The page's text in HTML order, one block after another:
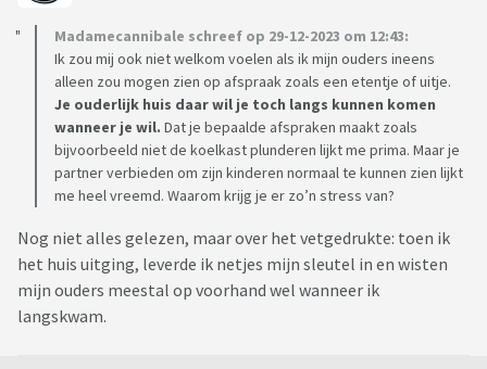
Madamecannibale schreef op 29-12-2023 om 12:43:
Ik zou mij ook niet welkom voelen als ik mijn ouders ineens
alleen zou mogen zien op afspraak zoals een etentje of uitje.
Je ouderlijk huis daar wil je toch langs kunnen komen
wanneer je wil. Dat je bepaalde afspraken maakt zoals
bijvoorbeeld niet de koelkast plunderen lijkt me prima. Maar je
partner verbieden om zijn kinderen normaal te kunnen zien lijkt
me heel vreemd. Waarom krijg je er zo’n stress van?
Nog niet alles gelezen, maar over het vetgedrukte: toen ik
het huis uitging, leverde ik netjes mijn sleutel in en wisten
mijn ouders meestal op voorhand wel wanneer ik
langskwam.